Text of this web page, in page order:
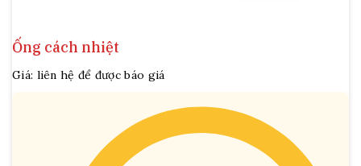
Ống cách nhiệt
Giá: liên hệ để được báo giá